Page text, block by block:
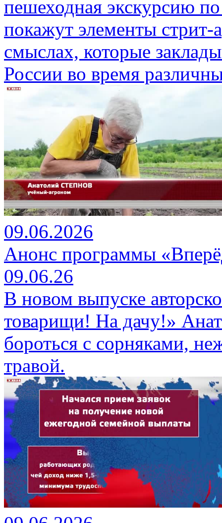
пешеходная экскурсию
покажут элементы стрит-
смыслах, которые
России во время
09.06.2026
Анонс программы
09.06.26
В новом выпуске
товарищи! На дачу!»
бороться с сорняками,
травой.